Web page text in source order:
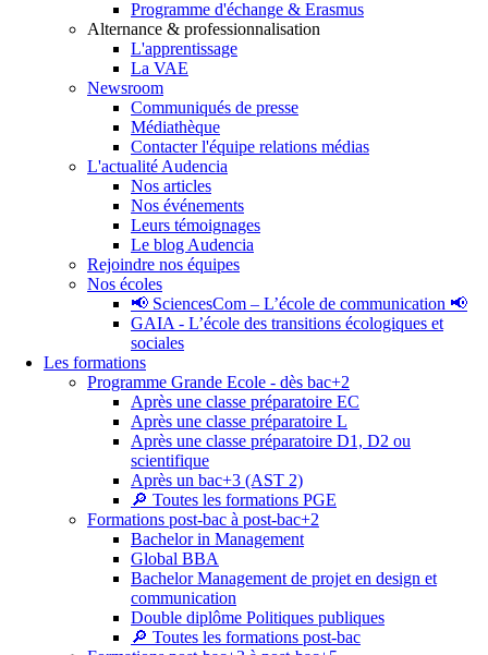
Programme d'échange & Erasmus
Alternance & professionnalisation
L'apprentissage
La VAE
Newsroom
Communiqués de presse
Médiathèque
Contacter l'équipe relations médias
L'actualité Audencia
Nos articles
Nos événements
Leurs témoignages
Le blog Audencia
Rejoindre nos équipes
Nos écoles
📢 SciencesCom – L’école de communication 📢
GAIA - L’école des transitions écologiques et
sociales
Les formations
Programme Grande Ecole - dès bac+2
Après une classe préparatoire EC
Après une classe préparatoire L
Après une classe préparatoire D1, D2 ou
scientifique
Après un bac+3 (AST 2)
🔎 Toutes les formations PGE
Formations post-bac à post-bac+2
Bachelor in Management
Global BBA
Bachelor Management de projet en design et
communication
Double diplôme Politiques publiques
🔎 Toutes les formations post-bac